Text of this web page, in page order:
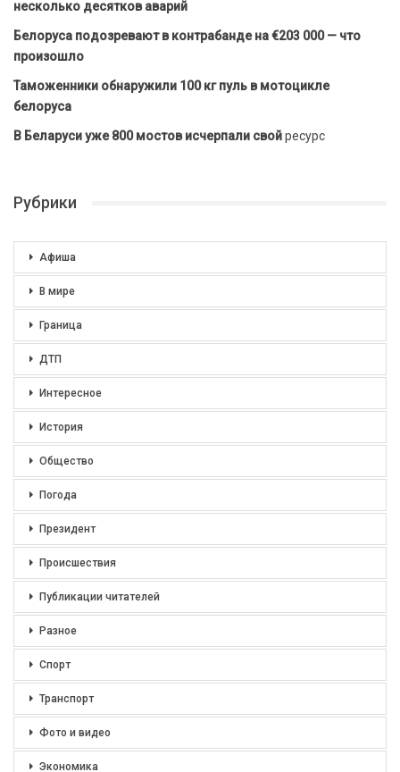
несколько десятков аварий
Белоруса подозревают в контрабанде на €203 000 — что
произошло
Таможенники обнаружили 100 кг пуль в мотоцикле
белоруса
В Беларуси уже 800 мостов исчерпали свойресурс
Рубрики
Афиша
В мире
Граница
ДТП
Интересное
История
Общество
Погода
Президент
Происшествия
Публикации читателей
Разное
Спорт
Транспорт
Фото и видео
Экономика